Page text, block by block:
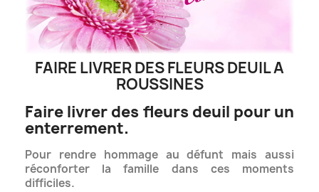
FAIRE LIVRER DES FLEURS DEUIL A
ROUSSINES
Faire livrer des fleurs deuil pour un
enterrement.
Pour rendre hommage au défunt mais aussi
réconforter la famille dans ces moments
difficiles.